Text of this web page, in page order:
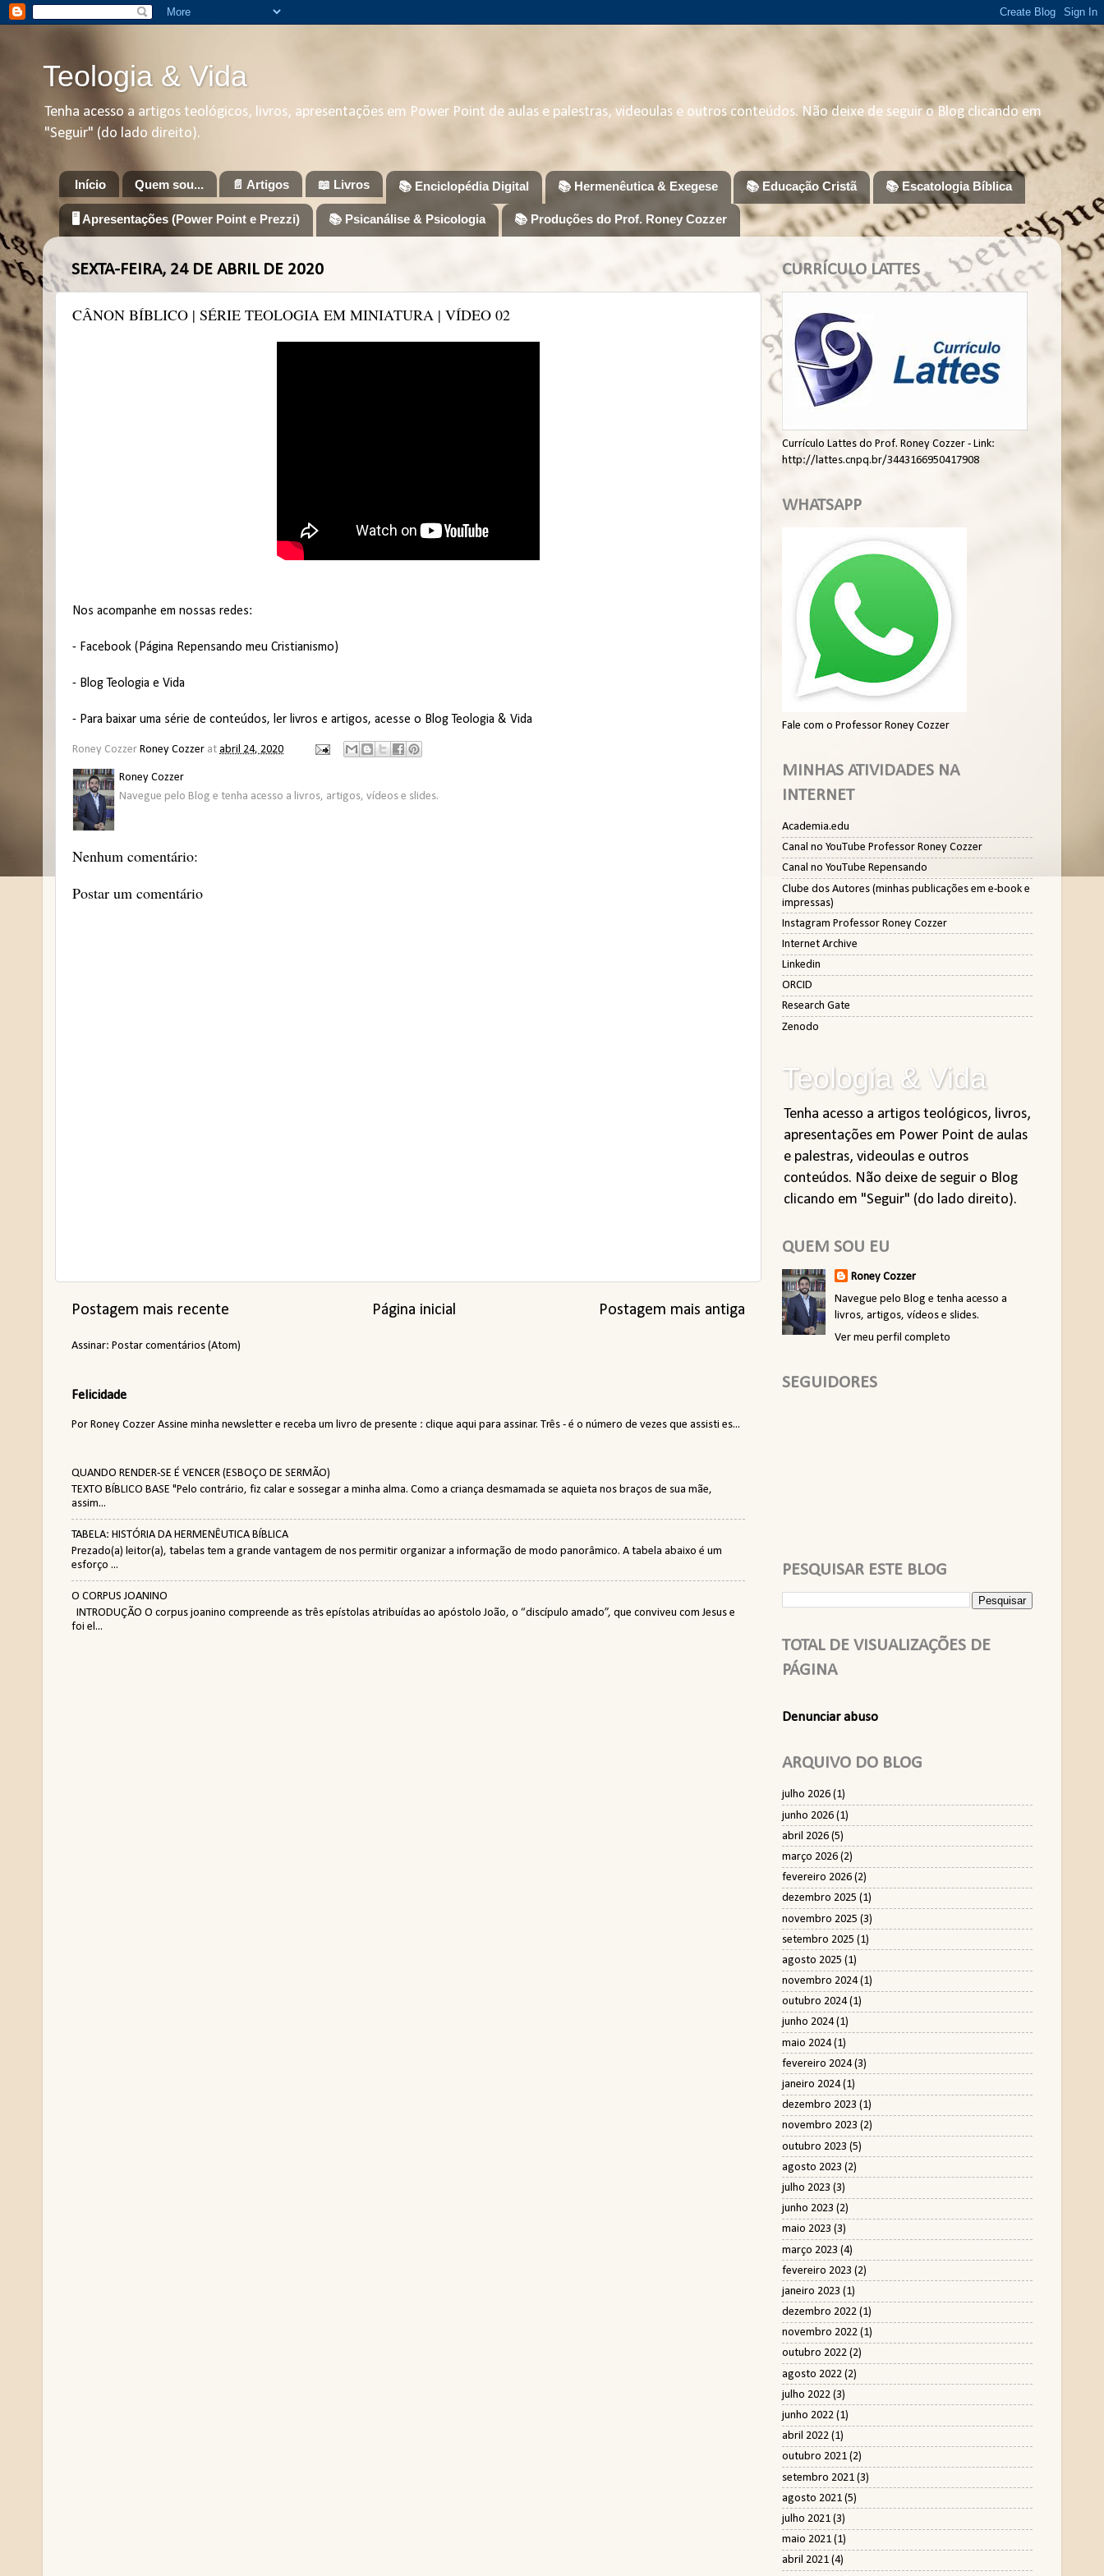
Teologia & Vida
Tenha acesso a artigos teológicos, livros, apresentações em Power Point de aulas e palestras, videoulas e outros conteúdos. Não deixe de seguir o Blog clicando em
"Seguir" (do lado direito).
Início Quem sou... 📄 Artigos 📖 Livros 📚 Enciclopédia Digital 📚 Hermenêutica & Exegese 📚 Educação Cristã 📚 Escatologia Bíblica
🖥️ Apresentações (Power Point e Prezzi) 📚 Psicanálise & Psicologia 📚 Produções do Prof. Roney Cozzer
SEXTA-FEIRA, 24 DE ABRIL DE 2020
CÂNON BÍBLICO | SÉRIE TEOLOGIA EM MINIATURA | VÍDEO 02
Nos acompanhe em nossas redes:
- Facebook (Página Repensando meu Cristianismo)
- Blog Teologia e Vida
- Para baixar uma série de conteúdos, ler livros e artigos, acesse o Blog Teologia & Vida
Roney Cozzer Roney Cozzer at abril 24, 2020
Roney Cozzer
Navegue pelo Blog e tenha acesso a livros, artigos, vídeos e slides.
Nenhum comentário:
Postar um comentário
Postagem mais recente Postagem mais antiga
Página inicial
Assinar: Postar comentários (Atom)
Felicidade
Por Roney Cozzer Assine minha newsletter e receba um livro de presente : clique aqui para assinar. Três - é o número de vezes que assisti es...
QUANDO RENDER-SE É VENCER (ESBOÇO DE SERMÃO)
TEXTO BÍBLICO BASE "Pelo contrário, fiz calar e sossegar a minha alma. Como a criança desmamada se aquieta nos braços de sua mãe,
assim...
TABELA: HISTÓRIA DA HERMENÊUTICA BÍBLICA
Prezado(a) leitor(a), tabelas tem a grande vantagem de nos permitir organizar a informação de modo panorâmico. A tabela abaixo é um
esforço ...
O CORPUS JOANINO
INTRODUÇÃO O corpus joanino compreende as três epístolas atribuídas ao apóstolo João, o “discípulo amado”, que conviveu com Jesus e
foi el...
CURRÍCULO LATTES
Currículo Lattes do Prof. Roney Cozzer - Link:
http://lattes.cnpq.br/3443166950417908
WHATSAPP
Fale com o Professor Roney Cozzer
MINHAS ATIVIDADES NA
INTERNET
Academia.edu
Canal no YouTube Professor Roney Cozzer
Canal no YouTube Repensando
Clube dos Autores (minhas publicações em e-book e
impressas)
Instagram Professor Roney Cozzer
Internet Archive
Linkedin
ORCID
Research Gate
Zenodo
Teologia & Vida
Tenha acesso a artigos teológicos, livros,
apresentações em Power Point de aulas
e palestras, videoulas e outros
conteúdos. Não deixe de seguir o Blog
clicando em "Seguir" (do lado direito).
QUEM SOU EU
Roney Cozzer
Navegue pelo Blog e tenha acesso a
livros, artigos, vídeos e slides.
Ver meu perfil completo
SEGUIDORES
PESQUISAR ESTE BLOG
TOTAL DE VISUALIZAÇÕES DE
PÁGINA
Denunciar abuso
ARQUIVO DO BLOG
julho 2026 (1)
junho 2026 (1)
abril 2026 (5)
março 2026 (2)
fevereiro 2026 (2)
dezembro 2025 (1)
novembro 2025 (3)
setembro 2025 (1)
agosto 2025 (1)
novembro 2024(1)
outubro 2024(1)
junho 2024(1)
maio 2024(1)
fevereiro 2024(3)
janeiro 2024(1)
dezembro 2023 (1)
novembro 2023 (2)
outubro 2023 (5)
agosto 2023 (2)
julho 2023 (3)
junho 2023 (2)
maio 2023 (3)
março 2023 (4)
fevereiro 2023 (2)
janeiro 2023 (1)
dezembro 2022 (1)
novembro 2022 (1)
outubro 2022 (2)
agosto 2022 (2)
julho 2022 (3)
junho 2022 (1)
abril 2022 (1)
outubro 2021 (2)
setembro 2021 (3)
agosto 2021 (5)
julho 2021 (3)
maio 2021 (1)
abril 2021 (4)